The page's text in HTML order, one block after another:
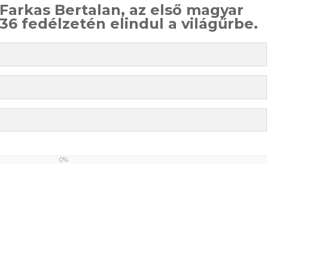
Bertalan, az első magyar
fedélzetén elindul a világűrbe.
0%